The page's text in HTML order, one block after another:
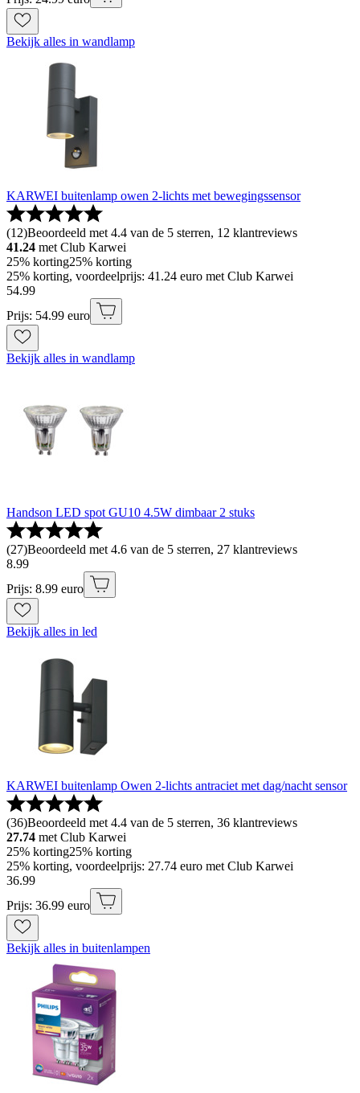
Bekijk alles in wandlamp
KARWEI buitenlamp owen 2-lichts met bewegingssensor
(12)Beoordeeld met 4.4 van de 5 sterren, 12 klantreviews
41.24 met Club Karwei
25% korting25% korting
25% korting, voordeelprijs: 41.24 euro met Club Karwei
54.99
Prijs: 54.99 euro
Bekijk alles in wandlamp
Handson LED spot GU10 4.5W dimbaar 2 stuks
(27)Beoordeeld met 4.6 van de 5 sterren, 27 klantreviews
8.99
Prijs: 8.99 euro
Bekijk alles in led
KARWEI buitenlamp Owen 2-lichts antraciet met dag/nacht sensor
(36)Beoordeeld met 4.4 van de 5 sterren, 36 klantreviews
27.74 met Club Karwei
25% korting25% korting
25% korting, voordeelprijs: 27.74 euro met Club Karwei
36.99
Prijs: 36.99 euro
Bekijk alles in buitenlampen